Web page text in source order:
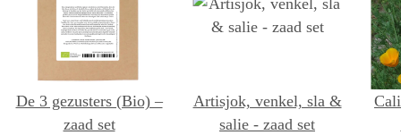
De 3 gezusters (Bio) –
zaad set
Artisjok, venkel, sla &
salie - zaad set